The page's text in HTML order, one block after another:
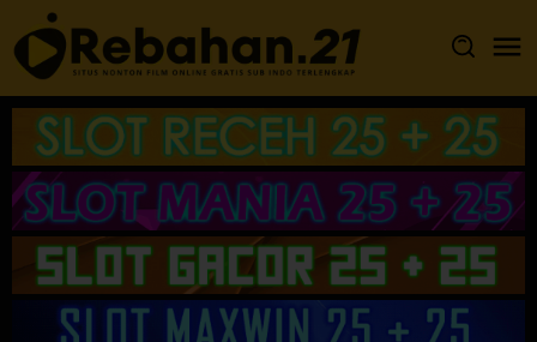
Loncat
ke
konten